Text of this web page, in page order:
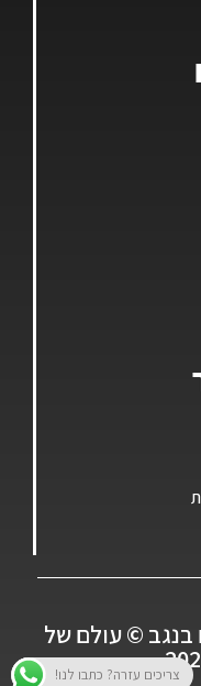
בנגב ©️ עולם של
צריכים עזרה? כתבו לנו!